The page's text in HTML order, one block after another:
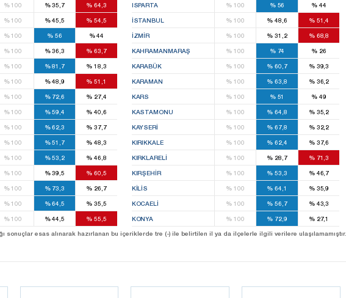
%100 %35,7 % 64,3
%100 %45,5 % 54,5
%100 %56 %44
%100 %36,3 % 63,7
%100 %81,7 % 18,3
%100 %48,9 % 51,1
%100 %72,6 % 27,4
%100 %59,4 % 40,6
%100 %62,3 % 37,7
%100 %51,7 % 48,3
%100 %53,2 % 46,8
%100 %39,5 % 60,5
%100 %73,3 % 26,7
%100 %64,5 % 35,5
%100 %44,5 % 55,5
ISPARTA % 100 %56 % 44
İSTANBUL % 100 % 48,6 %51,4
İZMIR % 100 % 31,2 %68,8
KAHRAMANMARAŞ % 100 %74 % 26
KARABÜK % 100 % 60,7 %39,3
KARAMAN % 100 % 63,8 %36,2
KARS % 100 %51 % 49
KASTAMONU % 100 % 64,8 %35,2
KAYSERI % 100 % 67,8 %32,2
KIRIKKALE % 100 % 62,4 %37,6
KIRKLARELI % 100 % 28,7 %71,3
KIRŞEHIR % 100 % 53,3 %46,7
KILIS % 100 % 64,1 %35,9
KOCAELI % 100 % 56,7 %43,3
KONYA % 100 % 72,9 %27,1
sonuçlar esas alınarak hazırlanan bu içeriklerde tre (-) ile belirtilen il ya da ilçelerle ilgili verilere ulaşılamamıştır.